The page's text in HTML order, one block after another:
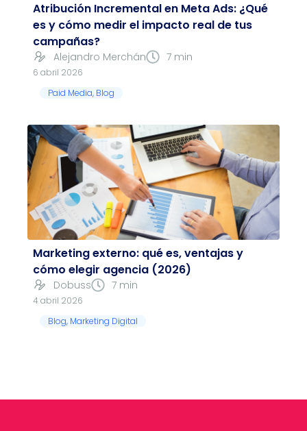
Atribución Incremental en Meta Ads: ¿Qué
es y cómo medir el impacto real de tus
campañas?
Alejandro Merchán 7 min
6 abril 2026
Paid Media, Blog
Marketing externo: qué es, ventajas y
cómo elegir agencia (2026)
Dobuss 7 min
4 abril 2026
Blog, Marketing Digital